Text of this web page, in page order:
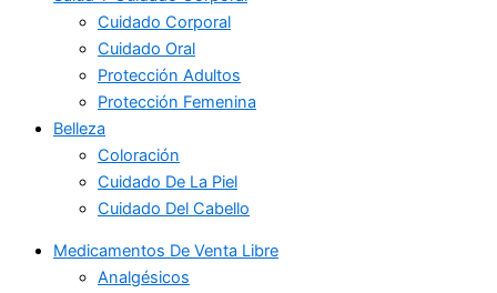
Cuidado Corporal
Cuidado Oral
Protección Adultos
Protección Femenina
Belleza
Coloración
Cuidado De La Piel
Cuidado Del Cabello
Medicamentos De Venta Libre
Analgésicos